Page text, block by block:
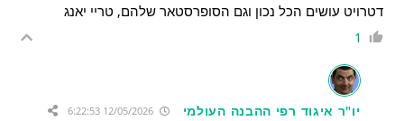
דטרויט עושים הכל נכון וגם הסופרסטאר שלהם, טריי יאנג
1
יו"ר איגוד רפי ההבנה העולמי 12/05/2026 6:22:53